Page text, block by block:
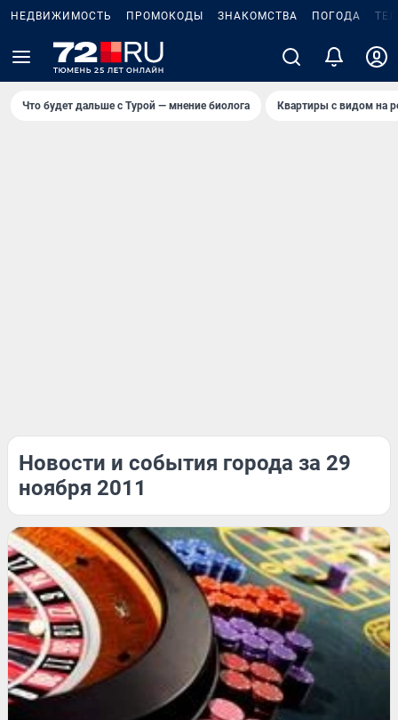
НЕДВИЖИМОСТЬ ПРОМОКОДЫ ЗНАКОМСТВА ПОГОДА
Что будет дальше с Турой — мнение биолога Квартиры с видом на
Новости и события города за 29
ноября 2011